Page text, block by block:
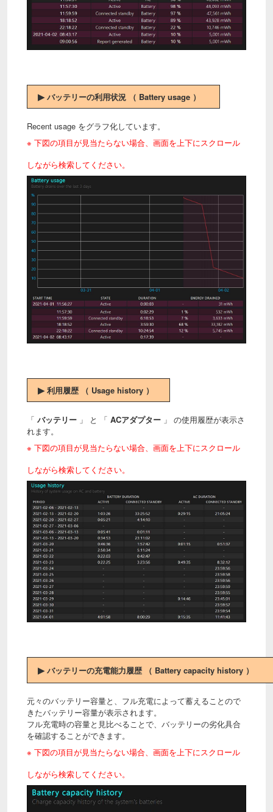
▶バッテリーの利用状況 （ Battery usage ）
Recent usage をグラフ化しています。
※ 下図の項目が見当たらない場合、画面を上下にスクロール
しながら検索してください。
▶利用履歴 （ Usage history ）
「 バッテリー 」 と 「 ACアダプター 」 の使用履歴が表示さ
れます。
※ 下図の項目が見当たらない場合、画面を上下にスクロール
しながら検索してください。
▶バッテリーの充電能力履歴 （ Battery capacity history ）
元々のバッテリー容量と、フル充電によって蓄えることので
きたバッテリー容量が表示されます。
フル充電時の容量と見比べることで、バッテリーの劣化具合
を確認することができます。
※ 下図の項目が見当たらない場合、画面を上下にスクロール
しながら検索してください。